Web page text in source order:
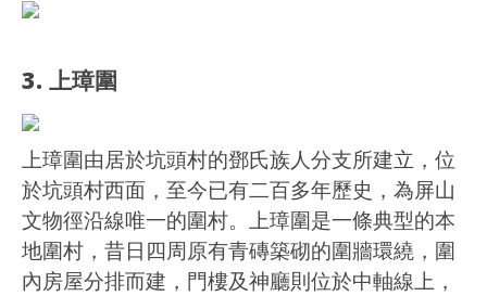
3. 上璋圍
上璋圍由居於坑頭村的鄧氏族人分支所建立，位
於坑頭村西面，至今已有二百多年歷史，為屏山
文物徑沿線唯一的圍村。上璋圍是一條典型的本
地圍村，昔日四周原有青磚築砌的圍牆環繞，圍
內房屋分排而建，門樓及神廳則位於中軸線上，